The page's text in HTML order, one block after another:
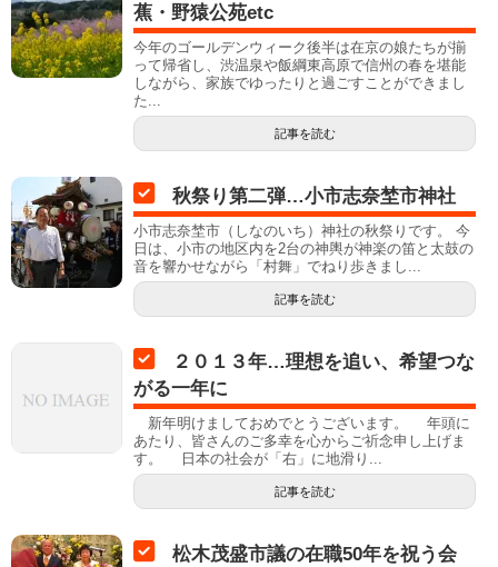
蕉・野猿公苑etc
今年のゴールデンウィーク後半は在京の娘たちが揃
って帰省し、渋温泉や飯綱東高原で信州の春を堪能
しながら、家族でゆったりと過ごすことができまし
た...
記事を読む
秋祭り第二弾…小市志奈埜市神社
小市志奈埜市（しなのいち）神社の秋祭りです。 今
日は、小市の地区内を2台の神輿が神楽の笛と太鼓の
音を響かせながら「村舞」でねり歩きまし...
記事を読む
２０１３年…理想を追い、希望つな
がる一年に
新年明けましておめでとうございます。 年頭に
あたり、皆さんのご多幸を心からご祈念申し上げま
す。 日本の社会が「右」に地滑り...
記事を読む
松木茂盛市議の在職50年を祝う会